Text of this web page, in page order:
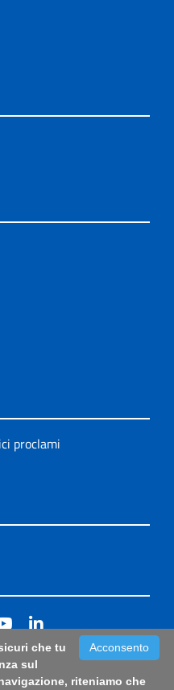
proclami
di prima istanza per
Acconsento
che tu
sul
riteniamo che